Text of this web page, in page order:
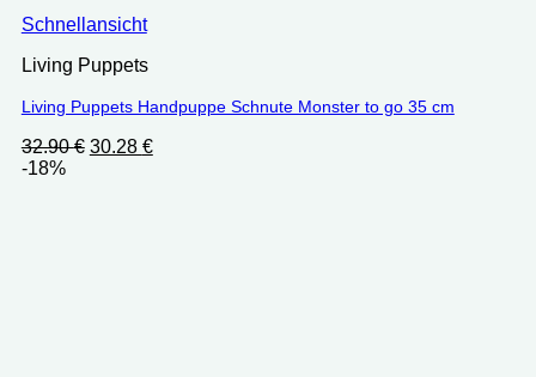
Schnellansicht
Living Puppets
Living Puppets Handpuppe Schnute Monster to go 35 cm
32.90€ Ursprünglicher
30.28 €Aktueller
-18%